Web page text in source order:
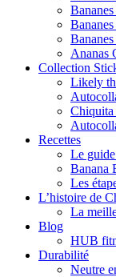
Ananas
Collection
Likely
Chiquita
Recettes
Le
Banana
Les
L’histoire de
La
Blog
HUB
Durabilité
Neutre